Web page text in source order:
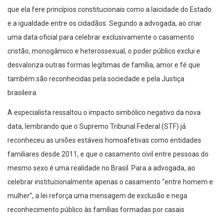
que ela fere princípios constitucionais como a laicidade do Estado
e a igualdade entre os cidadãos. Segundo a advogada, ao criar
uma data oficial para celebrar exclusivamente o casamento
cristão, monogâmico e heterossexual, o poder público exclui e
desvaloriza outras formas legítimas de família, amor e fé que
também são reconhecidas pela sociedade e pela Justiça
brasileira.
A especialista ressaltou o impacto simbólico negativo da nova
data, lembrando que o Supremo Tribunal Federal (STF) já
reconheceu as uniões estáveis homoafetivas como entidades
familiares desde 2011, e que o casamento civil entre pessoas do
mesmo sexo é uma realidade no Brasil. Para a advogada, ao
celebrar institucionalmente apenas o casamento “entre homem e
mulher”, a lei reforça uma mensagem de exclusão e nega
reconhecimento público às famílias formadas por casais